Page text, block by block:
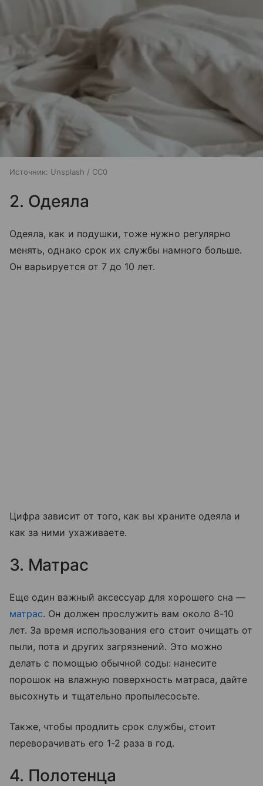
Источник: Unsplash / CC0
2. Одеяла
Одеяла, как и подушки, тоже нужно регулярно
менять, однако срок их службы намного больше.
Он варьируется от 7 до 10 лет.
Цифра зависит от того, как вы храните одеяла и
как за ними ухаживаете.
3. Матрас
Еще один важный аксессуар для хорошего сна —
матрас. Он должен прослужить вам около 8-10
лет. За время использования его стоит очищать от
пыли, пота и других загрязнений. Это можно
делать с помощью обычной соды: нанесите
порошок на влажную поверхность матраса, дайте
высохнуть и тщательно пропылесосьте.
Также, чтобы продлить срок службы, стоит
переворачивать его 1-2 раза в год.
4. Полотенца